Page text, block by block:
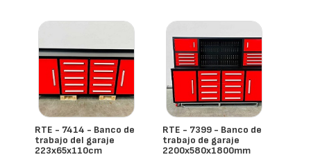
RTE - 7414 - Banco de
trabajo del garaje
223x65x110cm
RTE - 7399 - Banco de
trabajo de garaje
2200x580x1800mm